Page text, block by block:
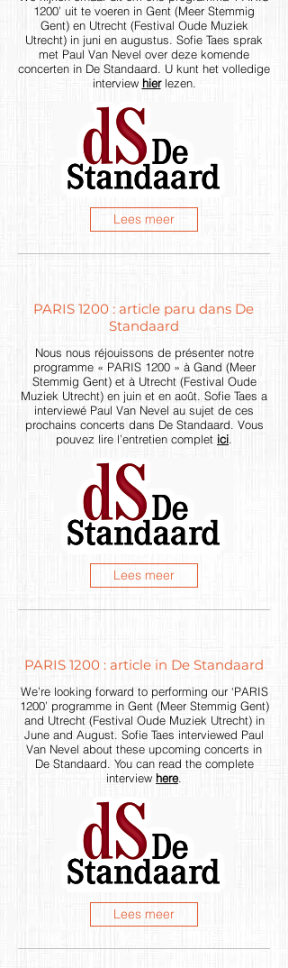
1200’ uit te voeren in Gent (Meer Stemmig
Gent) en Utrecht (Festival Oude Muziek
Utrecht) in juni en augustus. Sofie Taes sprak
met Paul Van Nevel over deze komende
concerten in De Standaard. U kunt het volledige
interview hierlezen.
Lees meer
PARIS 1200 : article paru dans De
Standaard
Nous nous réjouissons de présenter notre
programme « PARIS 1200 » à Gand (Meer
Stemmig Gent) et à Utrecht (Festival Oude
Muziek Utrecht) en juin et en août. Sofie Taes a
interviewé Paul Van Nevel au sujet de ces
prochains concerts dans De Standaard. Vous
pouvez lire l’entretien complet ici.
Lees meer
PARIS 1200 : article in De Standaard
We’re looking forward to performing our ‘PARIS
1200’ programme in Gent (Meer Stemmig Gent)
and Utrecht (Festival Oude Muziek Utrecht) in
June and August. Sofie Taes interviewed Paul
Van Nevel about these upcoming concerts in
De Standaard. You can read the complete
interview here.
Lees meer